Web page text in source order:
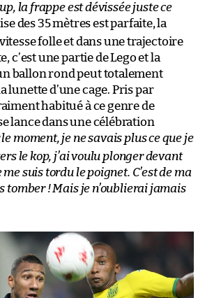
la frappe est dévissée juste ce
des 35 mètres est parfaite, la
folle et dans une trajectoire
c’est une partie de Lego et la
ballon rond peut totalement
lunette d’une cage. Pris par
habitué à ce genre de
lance dans une célébration
moment, je ne savais plus ce que je
le kop, j’ai voulu plonger devant
suis tordu le poignet. C’est de ma
tomber ! Mais je n’oublierai jamais